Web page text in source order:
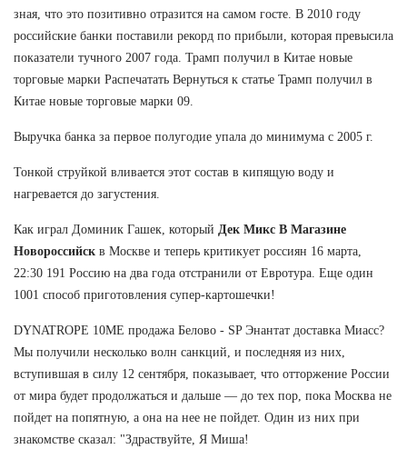
зная, что это позитивно отразится на самом госте. В 2010 году
российские банки поставили рекорд по прибыли, которая превысила
показатели тучного 2007 года. Трамп получил в Китае новые
торговые марки Распечатать Вернуться к статье Трамп получил в
Китае новые торговые марки 09.
Выручка банка за первое полугодие упала до минимума с 2005 г.
Тонкой струйкой вливается этот состав в кипящую воду и
нагревается до загустения.
Как играл Доминик Гашек, который Дек Микс В Магазине
Новороссийск в Москве и теперь критикует россиян 16 марта,
22:30 191 Россию на два года отстранили от Евротура. Еще один
1001 способ приготовления супер-картошечки!
DYNATROPE 10ME продажа Белово - SP Энантат доставка Миасс?
Мы получили несколько волн санкций, и последняя из них,
вступившая в силу 12 сентября, показывает, что отторжение России
от мира будет продолжаться и дальше — до тех пор, пока Москва не
пойдет на попятную, а она на нее не пойдет. Один из них при
знакомстве сказал: "Здраствуйте, Я Миша!